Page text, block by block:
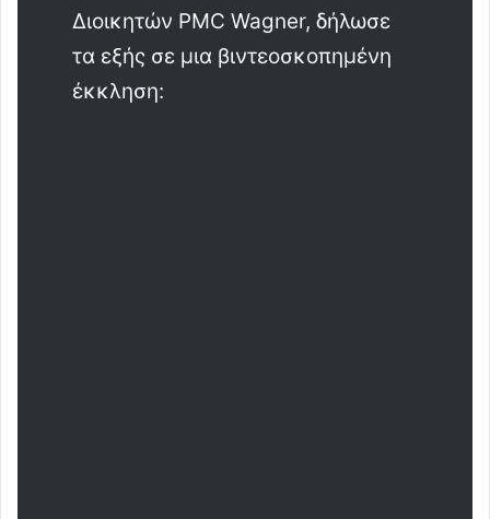
Διοικητών PMC Wagner, δήλωσε
τα εξής σε μια βιντεοσκοπημένη
έκκληση: